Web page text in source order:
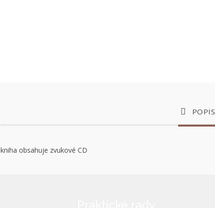
POPIS
kniha obsahuje zvukové CD